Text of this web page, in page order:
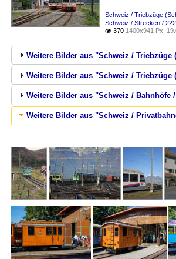
Schweiz / Triebzüge
Schweiz / Strecken /
 370 1400x941 Px,
Weitere Bilder aus "Schweiz / Triebzüge
Weitere Bilder aus "Schweiz / Triebzüge
Weitere Bilder aus "Schweiz / Bahnhöfe
Weitere Bilder aus "Schweiz /